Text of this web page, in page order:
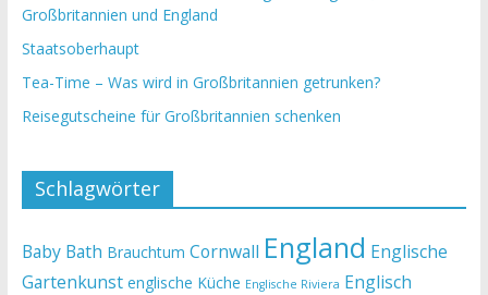
Großbritannien und England
Staatsoberhaupt
Tea-Time – Was wird in Großbritannien getrunken?
Reisegutscheine für Großbritannien schenken
Schlagwörter
Baby Bath Brauchtum Cornwall England Englische
Gartenkunst englische Küche Englische Riviera Englisch